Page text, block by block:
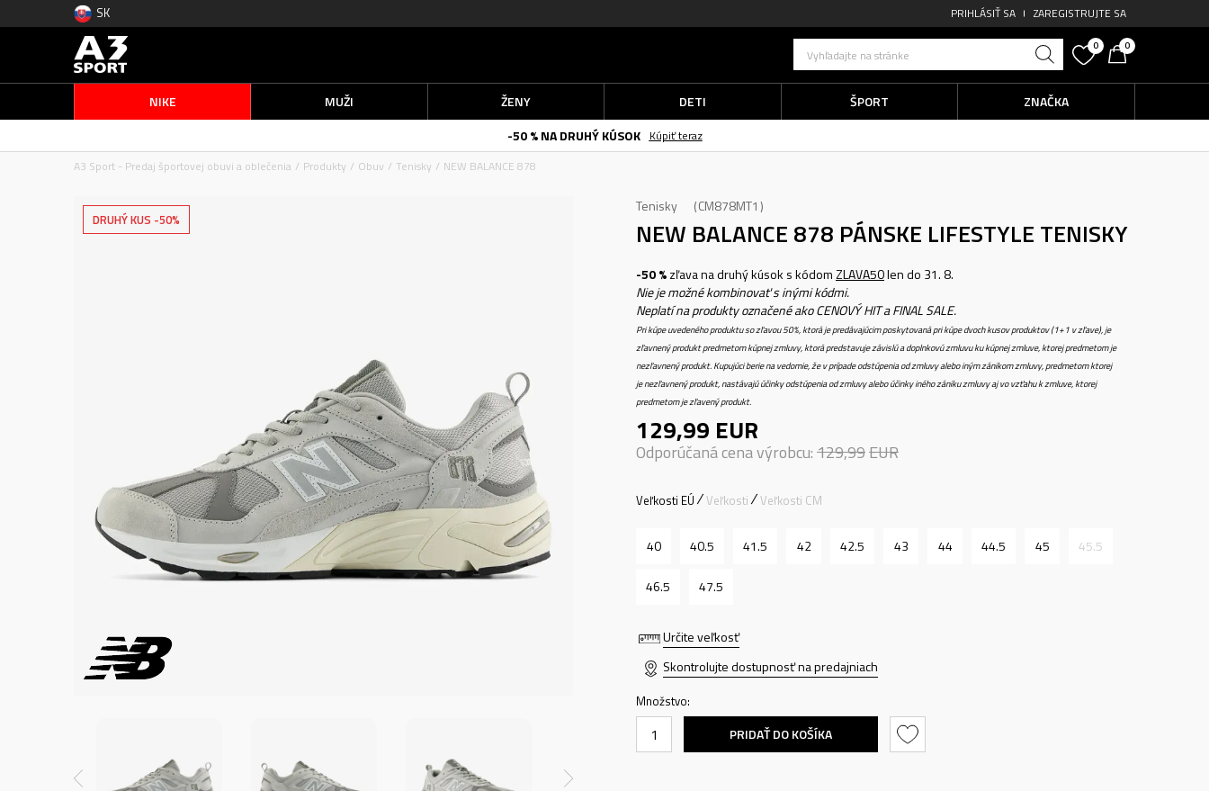
SK PRIHLÁSIŤ SA ZAREGISTRUJTE SA
Vyhľadajte na stránke
0 0
NIKE MUŽI ŽENY DETI ŠPORT
ZNAČKA
-50 % NA DRUHÝ KÚSOK
Kúpiť teraz
A3 Sport - Predaj športovej obuvi a oblečenia
Produkty Obuv Tenisky NEW BALANCE 878
DRUHÝ KUS -50%
Tenisky CM878MT1
NEW BALANCE 878 PÁNSKE LIFESTYLE TENISKY
-50 %zľava na druhý kúsok s kódomZLAVA50len do 31. 8.
Nie je možné kombinovať s inými kódmi.
Neplatí na produkty označené ako CENOVÝ HIT a FINAL SALE.
Pri kúpe uvedeného produktu so zľavou 50%, ktorá je predávajúcim poskytovaná pri kúpe dvoch kusov produktov (1+1 v zľave), je
zľavnený produkt predmetom kúpnej zmluvy, ktorá predstavuje závislú a doplnkovú zmluvu ku kúpnej zmluve, ktorej predmetom je
nezľavnený produkt. Kupujúci berie na vedomie, že v prípade odstúpenia od zmluvy alebo iným zánikom zmluvy, predmetom ktorej
je nezľavnený produkt, nastávajú účinky odstúpenia od zmluvy alebo účinky iného zániku zmluvy aj vo vzťahu k zmluve, ktorej
predmetom je zľavený produkt.
129,99 EUR
Odporúčaná cena výrobcu:129,99EUR
Určite veľkosť
Veľkosti EÚ Veľkosti Veľkosti CM
40 40.5 41.5 42 42.5 43 44 44.5 45 45.5
46.5 47.5
Skontrolujte dostupnosť na predajniach
Množstvo:
PRIDAŤ DO KOŠÍKA